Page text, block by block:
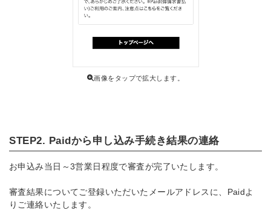
画像をタップで拡大します。
STEP2. Paidから申し込み手続き結果の連絡
お申込み当日～3営業日程度で審査が完了いたします。
審査結果についてご登録いただいたメールアドレスに、Paidよ
りご連絡いたします。